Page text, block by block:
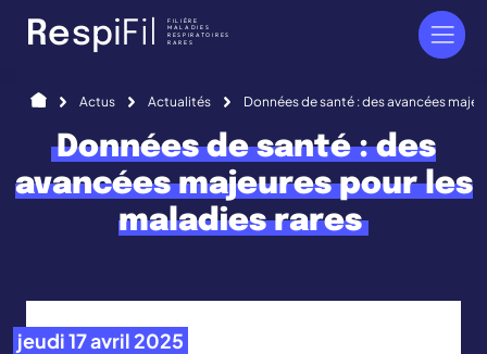
RespiFi FILIÈRE
MALADIES
RESPIRATOIRES
RARES
AccueilActus Actualités Données de santé : des avancées
Données de santé : des
avancées majeures pour les
maladies rares
jeudi 17 avril 2025